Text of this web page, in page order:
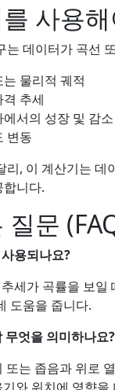
사용
는 데이터가 곡선
물리적 궤적
추세
서의 성장 및 감
변동
리, 이 계산기는
니다.
문
용되나요?
세가 곡률을 보일
도움을 줍니다.
엇을 의미하나요?
또는 좁음과 위로